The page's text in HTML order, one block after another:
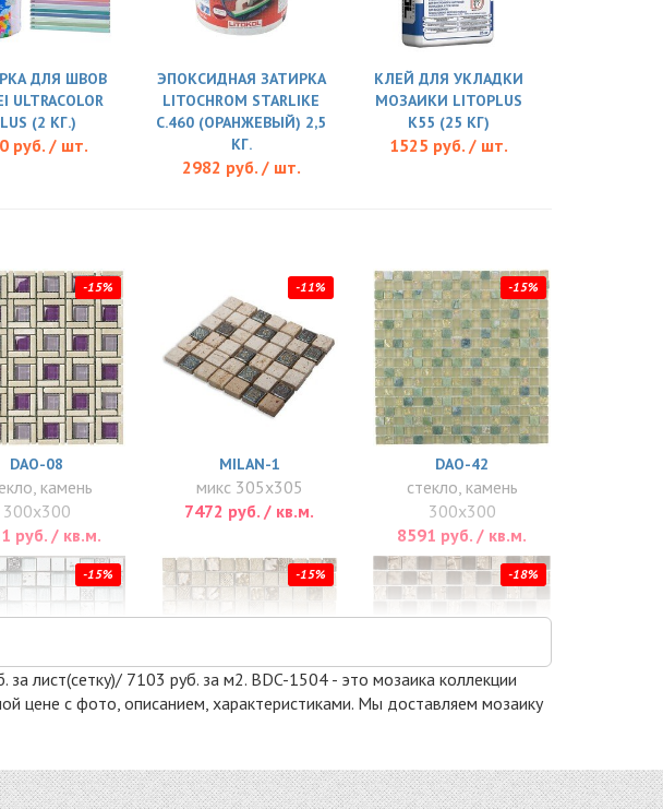
ДЛЯ ШВОВ
ULTRACOLOR
(2 КГ.)
руб. / шт.
ЭПОКСИДНАЯ ЗАТИРКА
LITOCHROM STARLIKE
C.460 (ОРАНЖЕВЫЙ) 2,5
КГ.
2982 руб. / шт.
КЛЕЙ ДЛЯ УКЛАДКИ
МОЗАИКИ LITOPLUS
K55 (25 КГ)
1525 руб. / шт.
-15%
DAO-08
камень
300x300
руб. / кв.м.
-11%
MILAN-1
микс 305x305
7472 руб. / кв.м.
-15%
DAO-42
стекло, камень
300x300
8591 руб. / кв.м.
-15%
камень
300x300
-15%
стекло, камень
300x300
-18%
стекло 300x300
8581 руб. / кв.м.
лист(сетку)/ 7103 руб. за м2. BDC-1504 - это мозаика коллекции
цене с фото, описанием, характеристиками. Мы доставляем мозаику